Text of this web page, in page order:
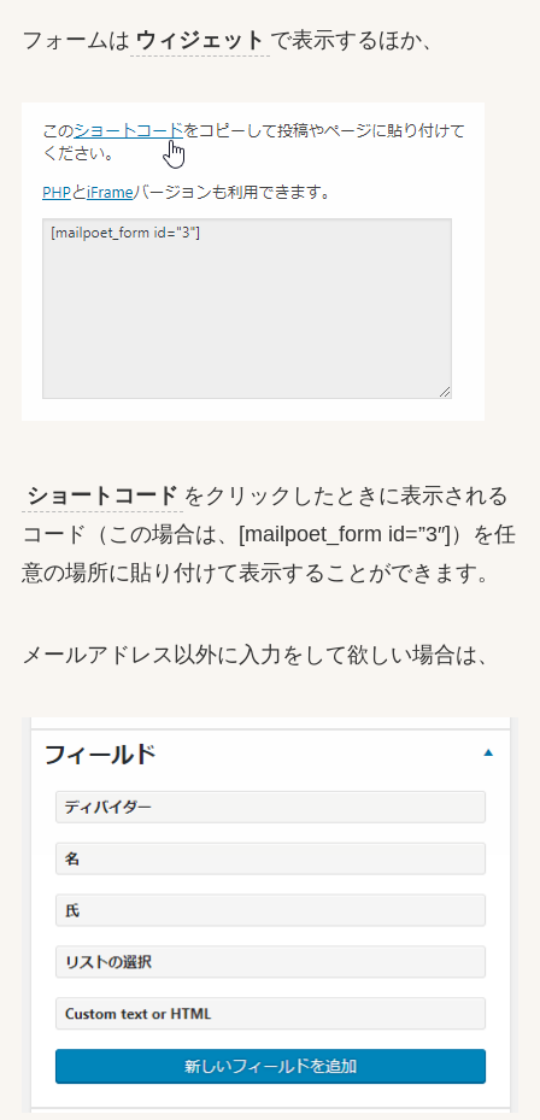
フォームは ウィジェット で表示するほか、
ショートコード をクリックしたときに表示される
コード（この場合は、[mailpoet_form id=”3″]）を任
意の場所に貼り付けて表示することができます。
メールアドレス以外に入力をして欲しい場合は、